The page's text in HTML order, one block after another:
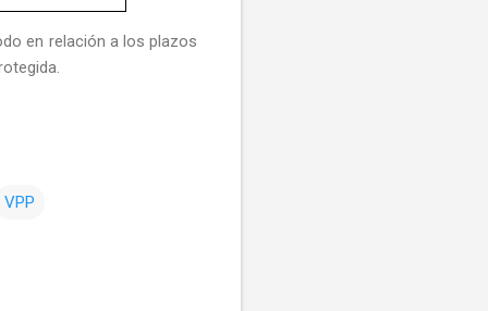
en relación a los plazos
VPP